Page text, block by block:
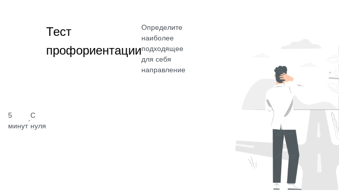
5
минут
·
С
нуля
Тест
профориентации
Определите
наиболее
подходящее
для себя
направление